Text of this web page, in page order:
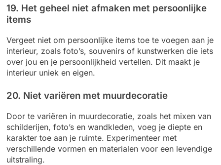
19. Het geheel niet afmaken met persoonlijke
items
Vergeet niet om persoonlijke items toe te voegen aan je
interieur, zoals foto’s, souvenirs of kunstwerken die iets
over jou en je persoonlijkheid vertellen. Dit maakt je
interieur uniek en eigen.
20. Niet variëren met muurdecoratie
Door te variëren in muurdecoratie, zoals het mixen van
schilderijen, foto’s en wandkleden, voeg je diepte en
karakter toe aan je ruimte. Experimenteer met
verschillende vormen en materialen voor een levendige
uitstraling.